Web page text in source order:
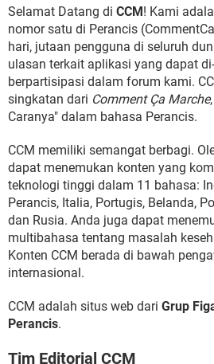
Selamat Datang di CCM! Kami
nomor satu di Perancis
hari, jutaan pengguna di seluruh
ulasan terkait aplikasi yang dapat di-
berpartisipasi dalam forum kami.
singkatan dari Comment Ça Marche
Caranya" dalam bahasa Perancis.
CCM memiliki semangat berbagi.
dapat menemukan konten yang
teknologi tinggi dalam 11 bahasa:
Perancis, Italia, Portugis, Belanda,
dan Rusia. Anda juga dapat
multibahasa tentang masalah
Konten CCM berada di bawah
internasional.
CCM adalah situs web dari Grup
Perancis.
Tim Editorial CCM